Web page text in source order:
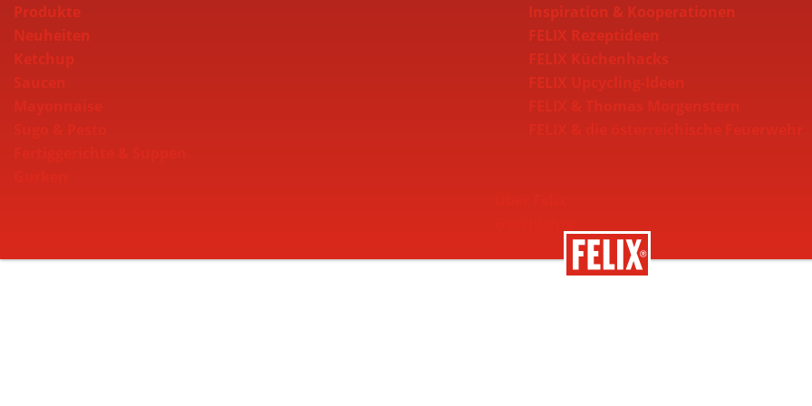
Produkte
Neuheiten
Ketchup
Saucen
Inspiration & Kooperationen
FELIX Rezeptideen
FELIX Küchenhacks
FELIX Upcycling-Ideen
Nachhaltigkeit